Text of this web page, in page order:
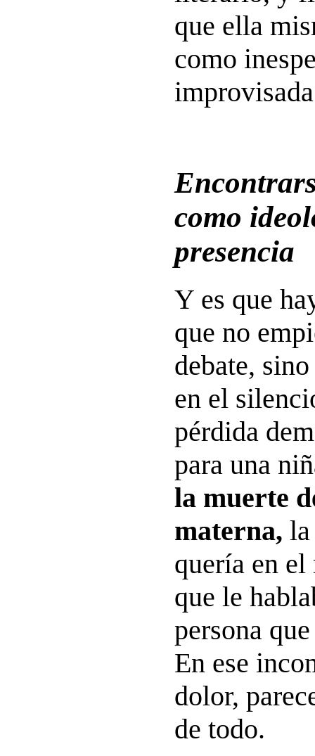
que ella
como
como
presencia
Y es que
que no
debate,
en el
pérdida
para una
la muerte
materna, la
quería en
que le
persona
En ese
dolor,
de todo.